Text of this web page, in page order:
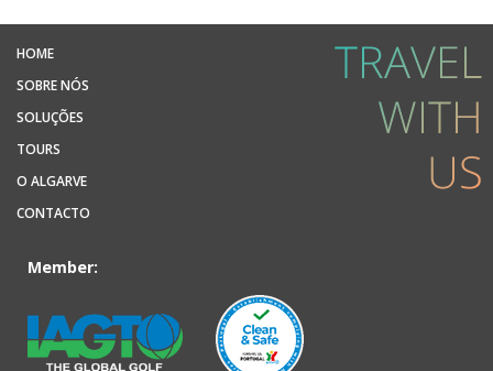
HOME
SOBRE NÓS
SOLUÇÕES
TOURS
O ALGARVE
CONTACTO
Member: